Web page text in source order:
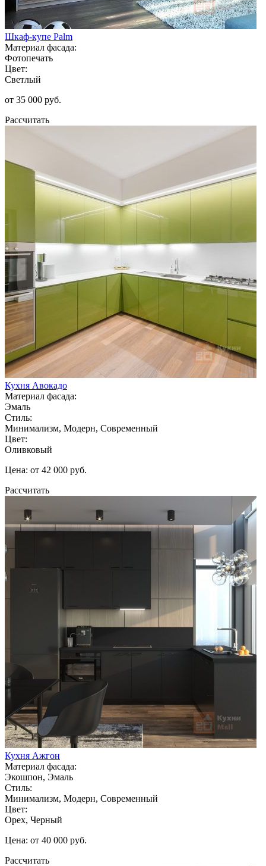
Шкаф-купе Palm
Материал фасада:
Фотопечать
Цвет:
Светлый
от 35 000 руб.
Рассчитать
Кухня Авокадо
Материал фасада:
Эмаль
Стиль:
Минимализм, Модерн, Современный
Цвет:
Оливковый
Цена: от 42 000 руб.
Рассчитать
Кухня Ажгон
Материал фасада:
Экошпон, Эмаль
Стиль:
Минимализм, Модерн, Современный
Цвет:
Орех, Черный
Цена: от 40 000 руб.
Рассчитать